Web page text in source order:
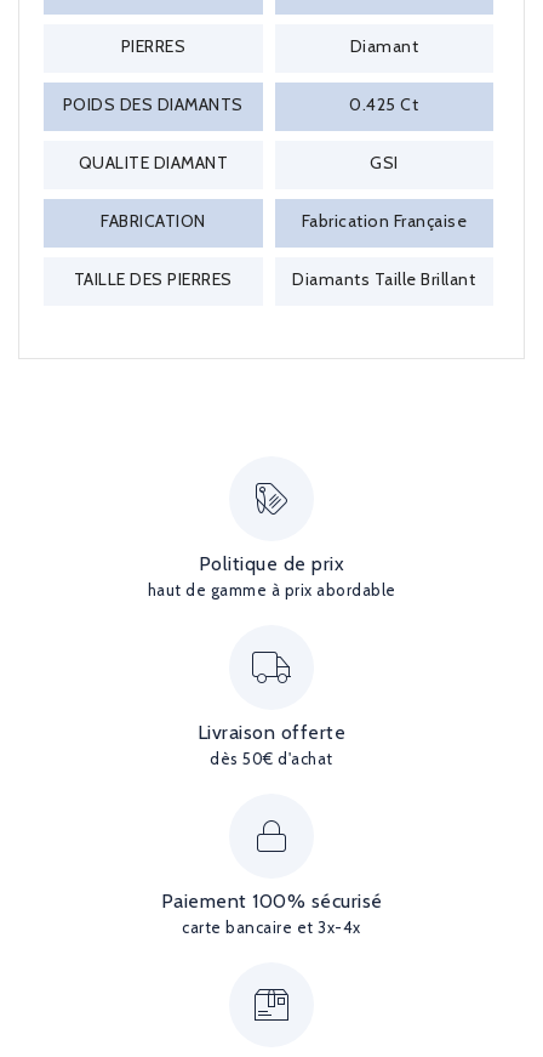
PIERRES Diamant
POIDS DES DIAMANTS 0.425 Ct
QUALITE DIAMANT GSI
FABRICATION Fabrication Française
TAILLE DES PIERRES Diamants Taille Brillant
Politique de prix
haut de gamme à prix abordable
Livraison offerte
dès 50€ d'achat
Paiement 100% sécurisé
carte bancaire et 3x-4x